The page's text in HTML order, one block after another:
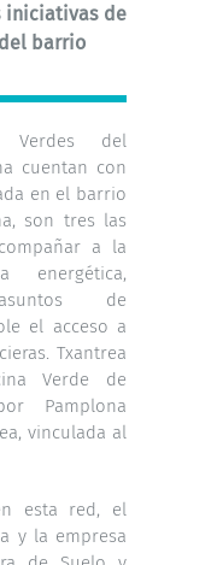
iniciativas de
barrio
del
cuentan con
en el barrio
son tres las
a la
energética,
de
el acceso a
Txantrea
Verde de
Pamplona
vinculada al
esta red, el
y la empresa